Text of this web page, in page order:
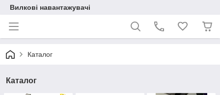
Вилкові навантажувачі
Каталог
Каталог